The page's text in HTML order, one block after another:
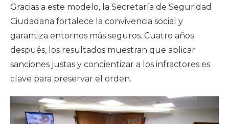
Gracias a este modelo, la Secretaría de Seguridad
Ciudadana fortalece la convivencia social y
garantiza entornos más seguros. Cuatro años
después, los resultados muestran que aplicar
sanciones justas y concientizar a los infractores es
clave para preservar el orden.